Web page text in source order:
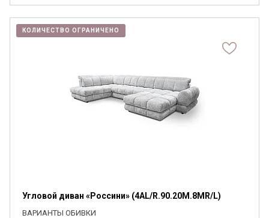
КОЛИЧЕСТВО ОГРАНИЧЕНО
Угловой диван «Россини» (4АL/R.90.20М.8МR/L)
ВАРИАНТЫ ОБИВКИ